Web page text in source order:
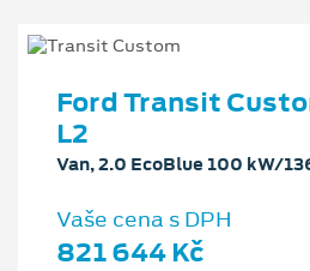
Ford Transit
L2
Van, 2.0 EcoBlue 100 kW/
Vaše cena s DPH
821 644 Kč